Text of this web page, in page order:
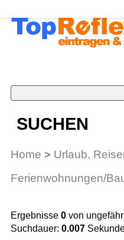
SUCHEN
Home > Urlaub,
Ferienwohnungen/
Ergebnisse 0 von ungefähr
Suchdauer: 0.007